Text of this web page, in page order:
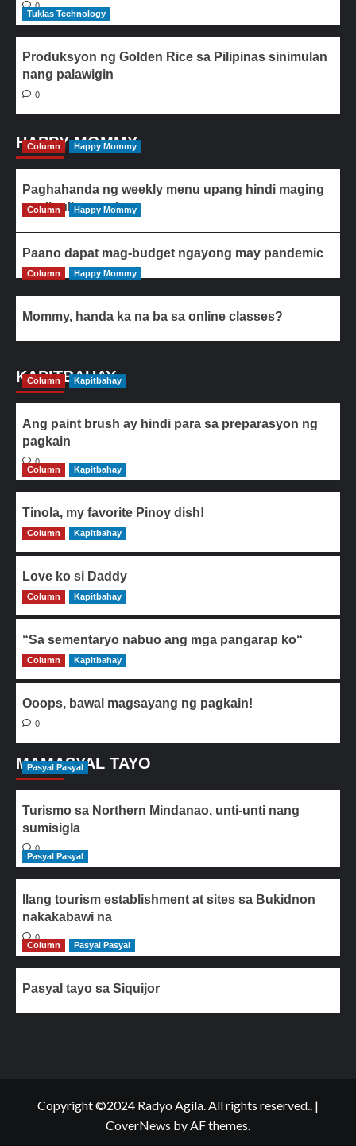
0
Tuklas Technology
Produksyon ng Golden Rice sa Pilipinas sinimulan
nang palawigin
0
HAPPY MOMMY
Column Happy Mommy
Paghahanda ng weekly menu upang hindi maging
paulit-ulit ang ulam
Column Happy Mommy
Paano dapat mag-budget ngayong may pandemic
Column Happy Mommy
Mommy, handa ka na ba sa online classes?
KAPITBAHAY
Column Kapitbahay
Ang paint brush ay hindi para sa preparasyon ng
pagkain
0
Column
Kapitbahay
Tinola, my favorite Pinoy dish!
0
Column Kapitbahay
Love ko si Daddy
0
Column Kapitbahay
“Sa sementaryo nabuo ang mga pangarap ko“
0
Column Kapitbahay
Ooops, bawal magsayang ng pagkain!
0
MAMASYAL TAYO
Pasyal Pasyal
Turismo sa Northern Mindanao, unti-unti nang
sumisigla
0
Pasyal Pasyal
Ilang tourism establishment at sites sa Bukidnon
nakakabawi na
0
Column
Pasyal Pasyal
Pasyal tayo sa Siquijor
Copyright ©2024 Radyo Agila. All rights reserved.. |
CoverNews by AF themes.